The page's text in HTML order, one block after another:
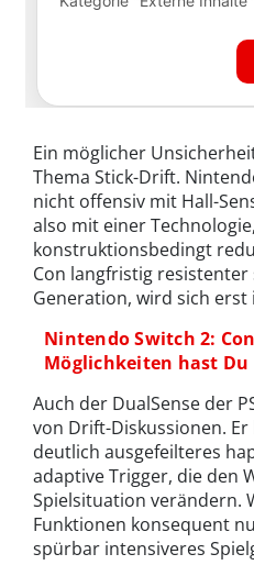
Ein möglicher
Thema Stick-Drift.
nicht offensiv mit Hall-
also mit einer
konstruktionsbedingt
Con langfristig
Generation, wird sich erst
Nintendo Switch 2:
Möglichkeiten hast Du
Auch der DualSense der
von Drift-Diskussionen.
deutlich ausgefeilteres
adaptive Trigger, die den
Spielsituation verändern.
Funktionen konsequent
spürbar intensiveres